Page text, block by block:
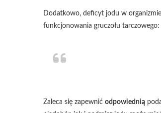
Dodatkowo, deficyt jodu w
funkcjonowania gruczołu
Zaleca się zapewnić odpowiednią